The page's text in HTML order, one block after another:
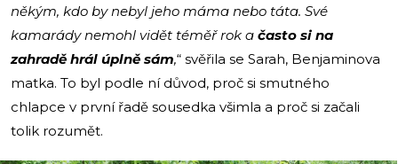
někým, kdo by nebyl jeho máma nebo táta. Své
kamarády nemohl vidět téměř rok a často si na
zahradě hrál úplně sám,“ svěřila se Sarah, Benjaminova
matka. To byl podle ní důvod, proč si smutného
chlapce v první řadě sousedka všimla a proč si začali
tolik rozumět.